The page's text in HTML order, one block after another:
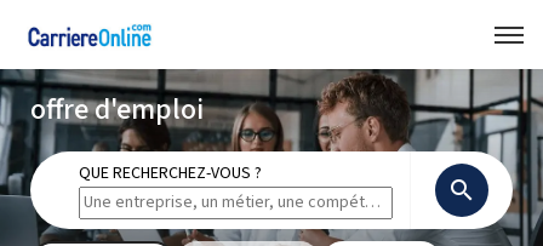
offre d'emploi
QUE RECHERCHEZ-VOUS ?
search